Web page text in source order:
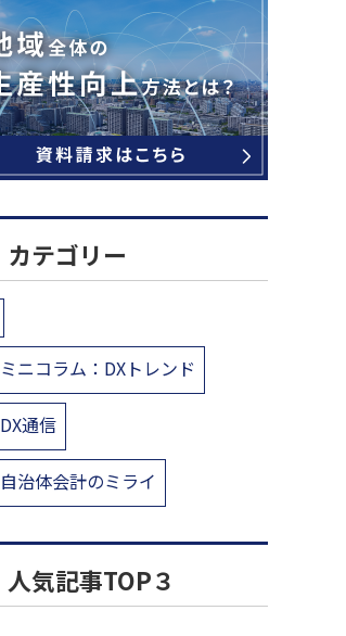
カテゴリー
ミニコラム：DXトレンド
DX通信
自治体会計のミライ
人気記事TOP３